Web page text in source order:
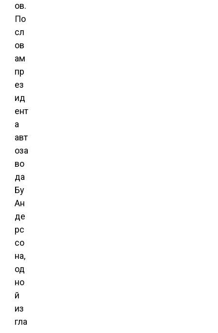
ов.
По
сл
ов
ам
пр
ез
ид
ент
а
авт
оза
во
да
Бу
Ан
де
рс
со
на,
од
но
й
из
гла